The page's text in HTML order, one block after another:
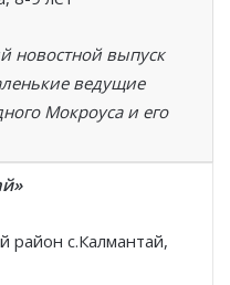
новостной выпуск
ведущие
Мокроуса и его
район с.Калмантай,